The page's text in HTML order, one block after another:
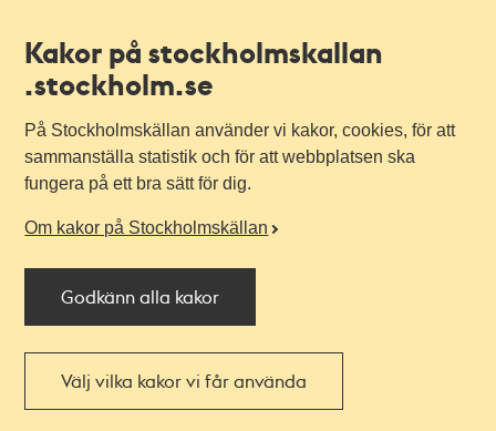
Kakor på stockholmskallan
.stockholm.se
På Stockholmskällan använder vi kakor, cookies, för att
sammanställa statistik och för att webbplatsen ska
fungera på ett bra sätt för dig.
Om kakor på Stockholmskällan
Godkänn alla kakor
Välj vilka kakor vi får använda